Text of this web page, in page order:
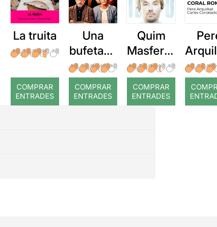
La truita
COMPRAR
ENTRADES
Una
bufetada
a temps
COMPRAR
ENTRADES
Quim
Masferre
r: Temps
COMPRAR
ENTRADES
: